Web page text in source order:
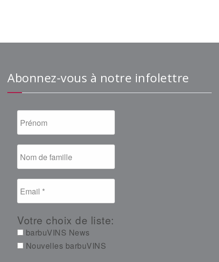
Abonnez-vous à notre infolettre
Votre choix de liste:
barbuVINS News
Nouvelles barbuVINS